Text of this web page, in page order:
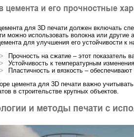
цемента и его прочностные
для 3D печати должен включать
можно использовать волокна или
для улучшения его устойчивости к
Прочность на сжатие – этот показатель
Устойчивость к температурным
Пластичность и вязкость –
цемента для 3D печати важно
в строительстве крупных объектов.
и методы печати с